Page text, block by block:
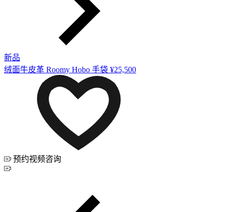
新品
绒面牛皮革 Roomy Hobo 手袋 ¥25,500
预约视频咨询